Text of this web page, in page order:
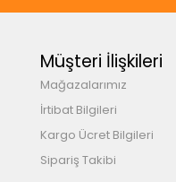
Müşteri İlişkileri
Mağazalarımız
İrtibat Bilgileri
Kargo Ücret Bilgileri
Sipariş Takibi